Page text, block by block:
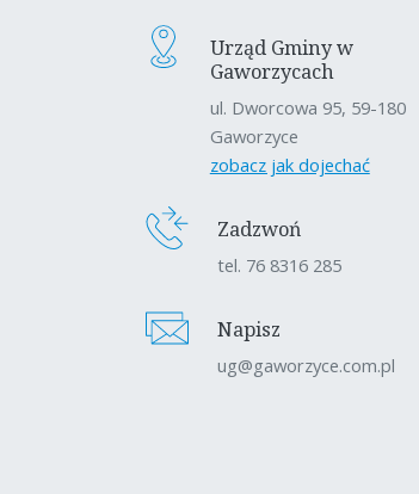
Urząd Gminy w
Gaworzycach
ul. Dworcowa 95, 59-180
Gaworzyce
zobacz jak dojechać
Zadzwoń
tel. 76 8316 285
Napisz
ug@gaworzyce.com.pl